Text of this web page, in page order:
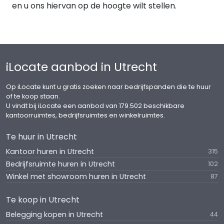
Die is aan u! Binnen het bestemmingsplan
maatschappelijke voorzieningen, horeca, zakelijke
heel veel ruimte voor wat u hier zou willen
realiseren.
De varianten waar wij aan denken:
Wat u maar kunt verzinnen en in samenspraak
met de gemeente Utrecht realiseert.
Variant 2:
Variant 3:
en u ons hiervan op de hoogte wilt stellen.
iLocate aanbod in Utrecht
Op iLocate kunt u gratis zoeken naar bedrijfspanden die te huur
of te koop staan.
U vindt bij iLocate een aanbod van 179.502 beschikbare
kantoorruimtes, bedrijfsruimtes en winkelruimtes.
Te huur in Utrecht
Kantoor huren in Utrecht 315
Bedrijfsruimte huren in Utrecht 102
Winkel met showroom huren in Utrecht 87
Te koop in Utrecht
Belegging kopen in Utrecht 44